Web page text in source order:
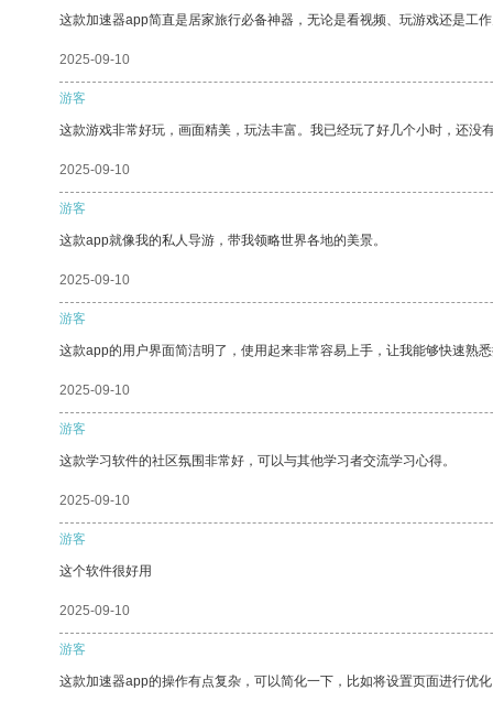
这款加速器app简直是居家旅行必备神器，无论是看视频、玩游戏还是工
2025-09-10
游客
这款游戏非常好玩，画面精美，玩法丰富。我已经玩了好几个小时，还没
2025-09-10
游客
这款app就像我的私人导游，带我领略世界各地的美景。
2025-09-10
游客
这款app的用户界面简洁明了，使用起来非常容易上手，让我能够快速熟
2025-09-10
游客
这款学习软件的社区氛围非常好，可以与其他学习者交流学习心得。
2025-09-10
游客
这个软件很好用
2025-09-10
游客
这款加速器app的操作有点复杂，可以简化一下，比如将设置页面进行优